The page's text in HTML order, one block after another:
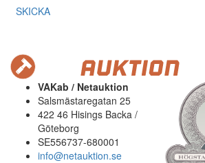
SKICKA
VAKab / Netauktion
Salsmästaregatan 25
422 46 Hisings Backa /
Göteborg
SE556737-680001
info@netauktion.se